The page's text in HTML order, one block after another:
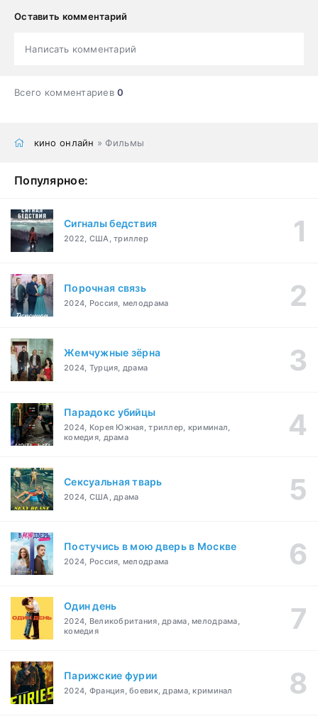
Оставить комментарий
Написать комментарий
Всего комментариев0
кино онлайн » Фильмы
Популярное:
Сигналы бедствия
2022, США, триллер
Порочная связь
2024, Россия, мелодрама
Жемчужные зёрна
2024, Турция, драма
Парадокс убийцы
2024, Корея Южная, триллер, криминал,
комедия, драма
Сексуальная тварь
2024, США, драма
Постучись в мою дверь в Москве
2024, Россия, мелодрама
Один день
2024, Великобритания, драма, мелодрама,
комедия
Парижские фурии
2024, Франция, боевик, драма, криминал